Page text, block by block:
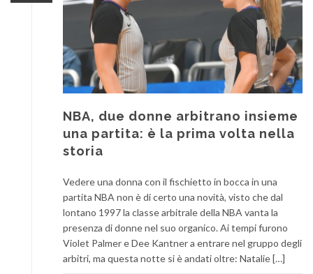
NBA, due donne arbitrano insieme
una partita: è la prima volta nella
storia
Vedere una donna con il fischietto in bocca in una
partita NBA non è di certo una novità, visto che dal
lontano 1997 la classe arbitrale della NBA vanta la
presenza di donne nel suo organico. Ai tempi furono
Violet Palmer e Dee Kantner a entrare nel gruppo degli
arbitri, ma questa notte si è andati oltre: Natalie […]